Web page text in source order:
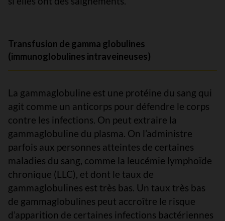
Transfusion de gamma globulines
(immunoglobulines intraveineuses)
La gammaglobuline est une protéine du sang qui
agit comme un anticorps pour défendre le corps
contre les infections. On peut extraire la
gammaglobuline du plasma. On l’administre
parfois aux personnes atteintes de certaines
maladies du sang, comme la leucémie lymphoïde
chronique (LLC), et dont le taux de
gammaglobulines est très bas. Un taux très bas
de gammaglobulines peut accroître le risque
d’apparition de certaines infections bactériennes